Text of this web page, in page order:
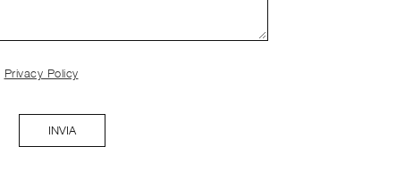
Privacy Policy
INVIA